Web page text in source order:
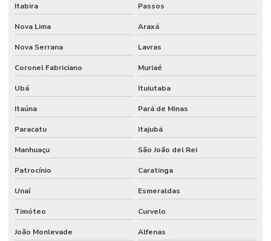
Fornecedor De Cruzeta Em Minas Gerais
Fornecedor De Filtro De Ar Em Minas Gerais
Fornecedor De Filtro De Óleo Para Motores
Fornecedor De Filtro Hidráulico Em Minas Gerais
Fornecedor De Mangueira Hidráulica Mg
Fornecedor De Mangueira Vapor Saturado Em Minas Gerais
Fornecedor De Motor Hidráulico Para Indústria
Fornecedor De Óleo De Motor Em Belo Horizonte
Fornecedor De Solenóide Para Sistemas Hidráulicos
Itabira Passos
Nova Lima Araxá
Nova Serrana Lavras
Coronel Fabriciano Muriaé
Ubá Ituiutaba
Itaúna Pará de Minas
Paracatu Itajubá
Manhuaçu São João del Rei
Patrocínio Caratinga
Unaí Esmeraldas
Timóteo Curvelo
João Monlevade Alfenas